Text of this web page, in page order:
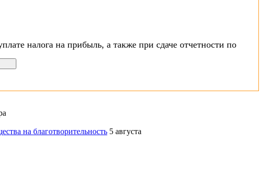
налога на прибыль, а также при сдаче отчетности по
на благотворительность 5 августа